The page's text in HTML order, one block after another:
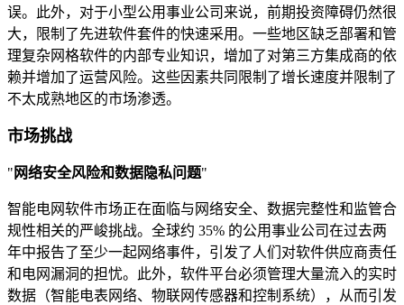
误。此外，对于小型公用事业公司来说，前期投资障碍仍然很
大，限制了先进软件套件的快速采用。一些地区缺乏部署和管
理复杂网格软件的内部专业知识，增加了对第三方集成商的依
赖并增加了运营风险。这些因素共同限制了增长速度并限制了
不太成熟地区的市场渗透。
市场挑战
" 网络安全风险和数据隐私问题"
智能电网软件市场正在面临与网络安全、数据完整性和监管合
规性相关的严峻挑战。全球约 35% 的公用事业公司在过去两
年中报告了至少一起网络事件，引发了人们对软件供应商责任
和电网漏洞的担忧。此外，软件平台必须管理大量流入的实时
数据（智能电表网络、物联网传感器和控制系统），从而引发